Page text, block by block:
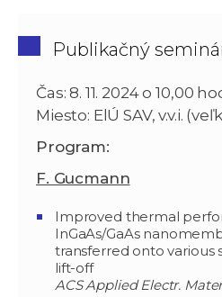
Publikačný seminár
Čas: 8. 11. 2024 o 10,00
Miesto: ElÚ SAV, v.v.i.
Program:
F. Gucmann
Improved thermal
InGaAs/GaAs
transferred onto various
lift-off
ACS Applied Electr.